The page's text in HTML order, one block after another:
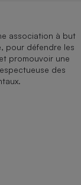
association à but
pour défendre les
promouvoir une
des